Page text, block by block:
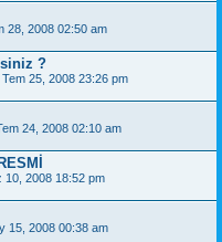
28, 2008 02:50 am
?
25, 2008 23:26 pm
24, 2008 02:10 am
10, 2008 18:52 pm
15, 2008 00:38 am